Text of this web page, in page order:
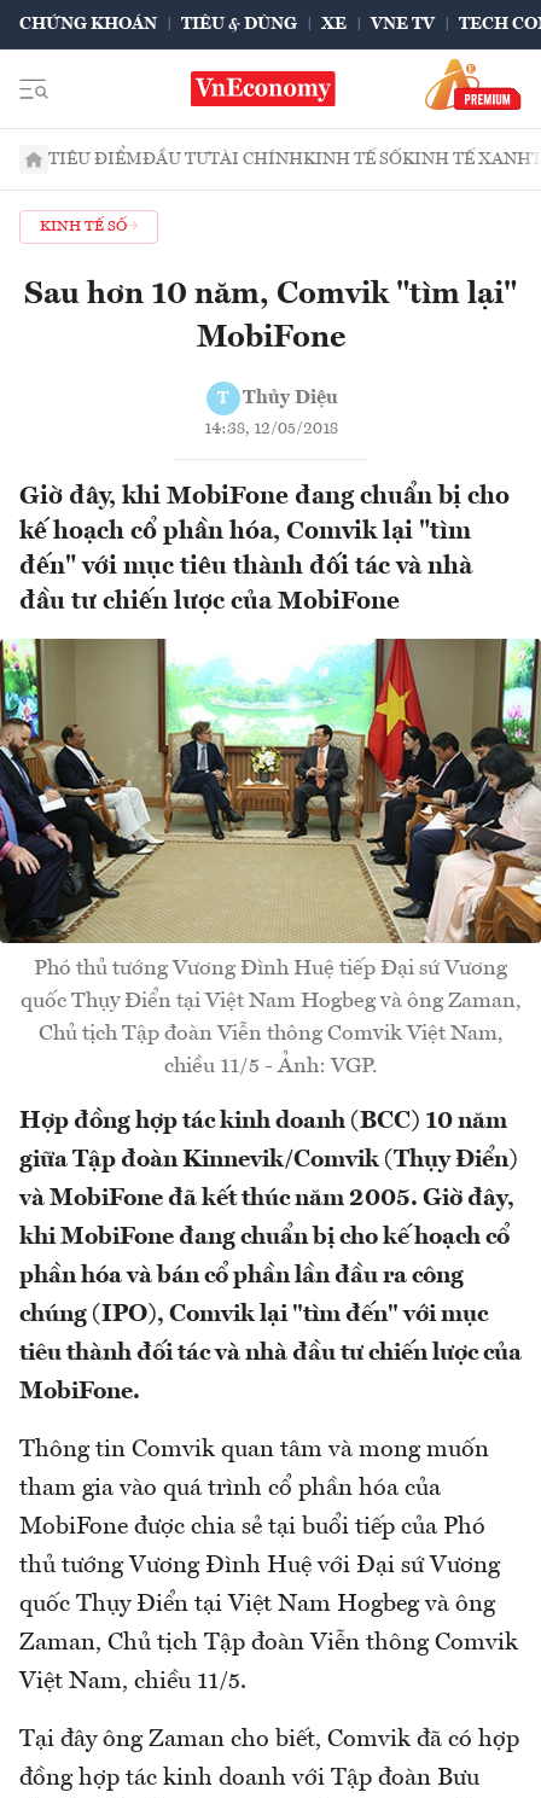
CHỨNG KHOÁN TIÊU & DÙNG XE VNE TV TECH
TIÊU ĐIỂMĐẦU TƯTÀI CHÍNHKINH TẾ SỐKINH TẾ XANH
KINH TẾ SỐ
Sau hơn 10 năm, Comvik "tìm lại"
MobiFone
T Thủy Diệu
14:38, 12/05/2018
Giờ đây, khi MobiFone đang chuẩn bị cho
kế hoạch cổ phần hóa, Comvik lại "tìm
đến" với mục tiêu thành đối tác và nhà
đầu tư chiến lược của MobiFone
Phó thủ tướng Vương Đình Huệ tiếp Đại sứ Vương
quốc Thụy Điển tại Việt Nam Hogbeg và ông Zaman,
Chủ tịch Tập đoàn Viễn thông Comvik Việt Nam,
chiều 11/5 - Ảnh: VGP.
Hợp đồng hợp tác kinh doanh (BCC) 10 năm
giữa Tập đoàn Kinnevik/Comvik (Thụy Điển)
và MobiFone đã kết thúc năm 2005. Giờ đây,
khi MobiFone đang chuẩn bị cho kế hoạch cổ
phần hóa và bán cổ phần lần đầu ra công
chúng (IPO), Comvik lại "tìm đến" với mục
tiêu thành đối tác và nhà đầu tư chiến lược của
MobiFone.
Thông tin Comvik quan tâm và mong muốn
tham gia vào quá trình cổ phần hóa của
MobiFone được chia sẻ tại buổi tiếp của Phó
thủ tướng Vương Đình Huệ với Đại sứ Vương
quốc Thụy Điển tại Việt Nam Hogbeg và ông
Zaman, Chủ tịch Tập đoàn Viễn thông Comvik
Việt Nam, chiều 11/5.
Tại đây ông Zaman cho biết, Comvik đã có hợp
đồng hợp tác kinh doanh với Tập đoàn Bưu